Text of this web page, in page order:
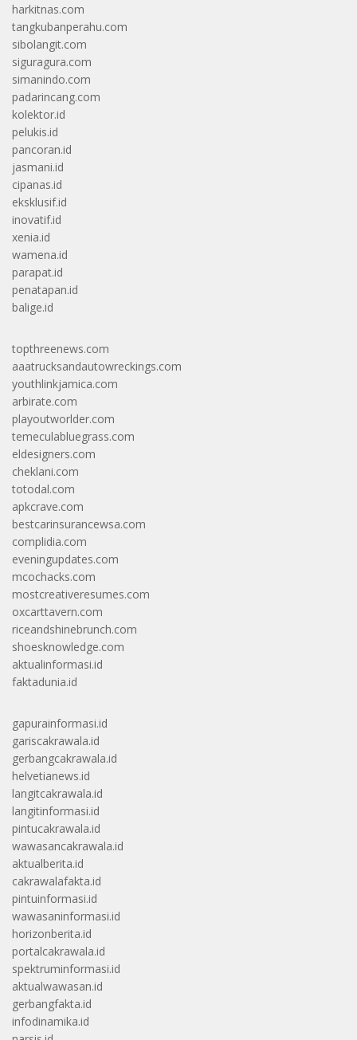
harkitnas.com
tangkubanperahu.com
sibolangit.com
siguragura.com
simanindo.com
padarincang.com
kolektor.id
pelukis.id
pancoran.id
jasmani.id
cipanas.id
eksklusif.id
inovatif.id
xenia.id
wamena.id
parapat.id
penatapan.id
balige.id
topthreenews.com
aaatrucksandautowreckings.com
youthlinkjamica.com
arbirate.com
playoutworlder.com
temeculabluegrass.com
eldesigners.com
cheklani.com
totodal.com
apkcrave.com
bestcarinsurancewsa.com
complidia.com
eveningupdates.com
mcochacks.com
mostcreativeresumes.com
oxcarttavern.com
riceandshinebrunch.com
shoesknowledge.com
aktualinformasi.id
faktadunia.id
gapurainformasi.id
gariscakrawala.id
gerbangcakrawala.id
helvetianews.id
langitcakrawala.id
langitinformasi.id
pintucakrawala.id
wawasancakrawala.id
aktualberita.id
cakrawalafakta.id
pintuinformasi.id
wawasaninformasi.id
horizonberita.id
portalcakrawala.id
spektruminformasi.id
aktualwawasan.id
gerbangfakta.id
infodinamika.id